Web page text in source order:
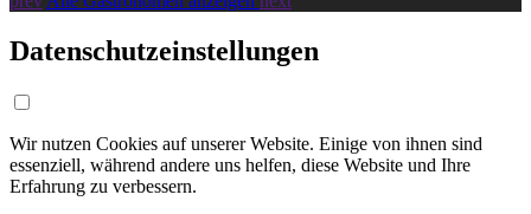
Datenschutzeinstellungen
Wir nutzen Cookies auf unserer Website. Einige von ihnen sind
essenziell, während andere uns helfen, diese Website und Ihre
Erfahrung zu verbessern.